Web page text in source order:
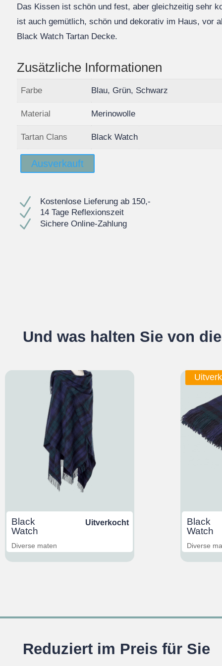
Das Kissen ist schön und fest, aber gleichzeitig sehr
ist auch gemütlich, schön und dekorativ im Haus, vor
Black Watch Tartan Decke.
Zusätzliche Informationen
Farbe Blau, Grün, Schwarz
Material Merinowolle
Tartan Clans Black Watch
Ausverkauft
N Kostenlose Lieferung ab 150,-
N 14 Tage Reflexionszeit
N Sichere Online-Zahlung
Und was halten Sie von
Black
Watch
Uitverkocht
Diverse maten
Black
Watch
Diverse
Reduziert im Preis für Sie